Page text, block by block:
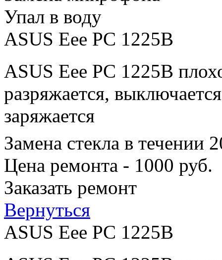
Упал в воду
ASUS Eee PC 1225B
ASUS Eee PC 1225B
разряжается,
заряжается
Замена стекла в течении
Цена ремонта - 1000 руб.
Заказать ремонт
Вернуться
ASUS Eee PC 1225B